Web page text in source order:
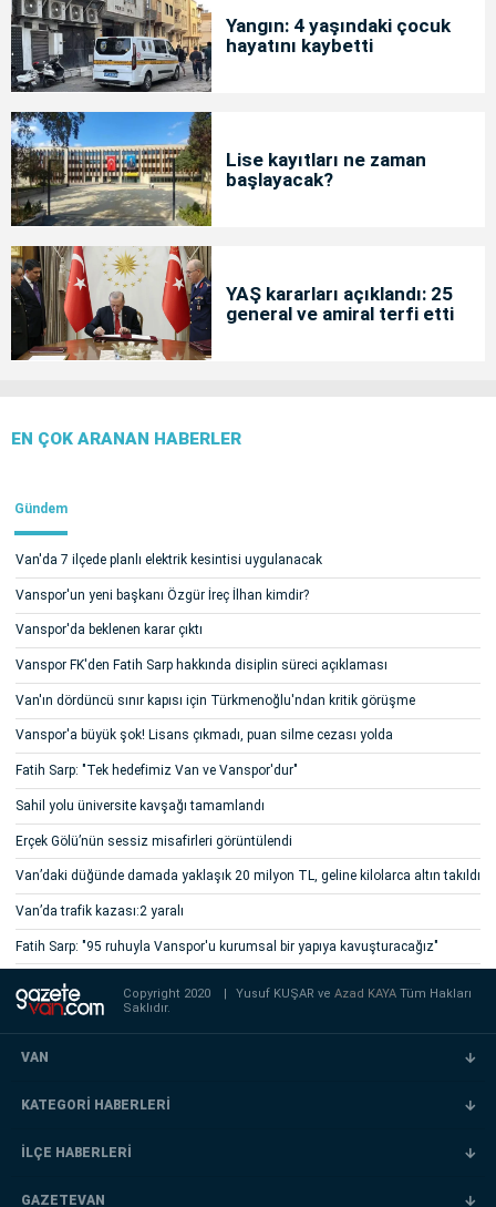
Yangın: 4 yaşındaki çocuk
hayatını kaybetti
Lise kayıtları ne zaman
başlayacak?
YAŞ kararları açıklandı: 25
general ve amiral terfi etti
EN ÇOK ARANAN HABERLER
Gündem
Van'da 7 ilçede planlı elektrik kesintisi uygulanacak
Vanspor'un yeni başkanı Özgür İreç İlhan kimdir?
Vanspor'da beklenen karar çıktı
Vanspor FK'den Fatih Sarp hakkında disiplin süreci açıklaması
Van'ın dördüncü sınır kapısı için Türkmenoğlu'ndan kritik görüşme
Vanspor'a büyük şok! Lisans çıkmadı, puan silme cezası yolda
Fatih Sarp: "Tek hedefimiz Van ve Vanspor'dur"
Sahil yolu üniversite kavşağı tamamlandı
Erçek Gölü’nün sessiz misafirleri görüntülendi
Van’daki düğünde damada yaklaşık 20 milyon TL, geline kilolarca altın takıldı
Van’da trafik kazası:2 yaralı
Fatih Sarp: "95 ruhuyla Vanspor'u kurumsal bir yapıya kavuşturacağız"
Copyright 2020 Yusuf KUŞAR veAzad KAYATüm Hakları
Saklıdır.
VAN
KATEGORİ HABERLERİ
İLÇE HABERLERİ
GAZETEVAN